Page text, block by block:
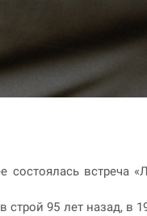
встреча
95 лет назад, в